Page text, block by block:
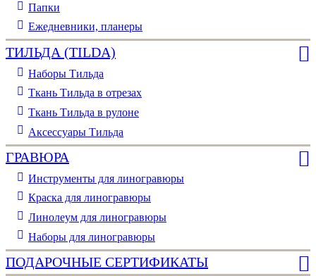
Папки
Ежедневники, планеры
ТИЛЬДА (TILDA)
Наборы Тильда
Ткань Тильда в отрезах
Ткань Тильда в рулоне
Аксессуары Тильда
ГРАВЮРА
Инструменты для линогравюры
Краска для линогравюры
Линолеум для линогравюры
Наборы для линогравюры
ПОДАРОЧНЫЕ СЕРТИФИКАТЫ